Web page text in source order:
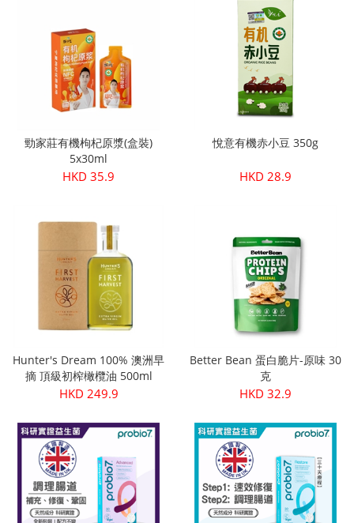
Organic
勁家莊有機枸杞原漿(盒裝)
5x30ml
HKD 35.9
悅意有機赤小豆 350g
HKD 28.9
Hunter's Dream 100% 澳洲早
摘 頂級初榨橄欖油 500ml
HKD 249.9
Better Bean 蛋白脆片-原味 30
克
HKD 32.9